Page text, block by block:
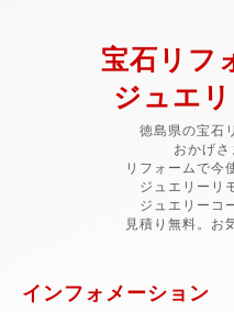
宝石リフ
ジュエ
徳島県の宝石
おかげさ
リフォームで今
ジュエリーリ
ジュエリーコ
見積り無料。お
インフォメーション